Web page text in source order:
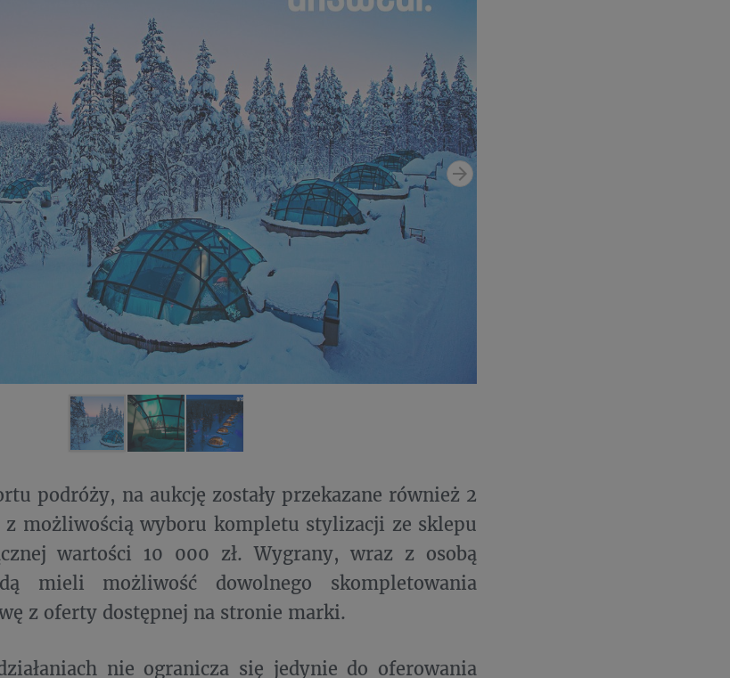
podróży, na aukcję zostały przekazane również 2
możliwością wyboru kompletu stylizacji ze sklepu
wartości 10 000 zł. Wygrany, wraz z osobą
mieli możliwość dowolnego skompletowania
z oferty dostępnej na stronie marki.
nie ogranicza się jedynie do oferowania